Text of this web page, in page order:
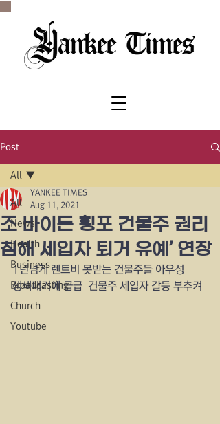
Post
All
News
Health
Business
Broadcasting
Church
Youtube
All
조 바이든 횡포 건물주 권리
침해 세입자 퇴거 유예’ 연장
YANKEE TIMES
Aug 11, 2021
1년넘게 렌트비 못받는 건물주들 아우성
생색내기에 급급  건물주 세입자 갈등 부추켜